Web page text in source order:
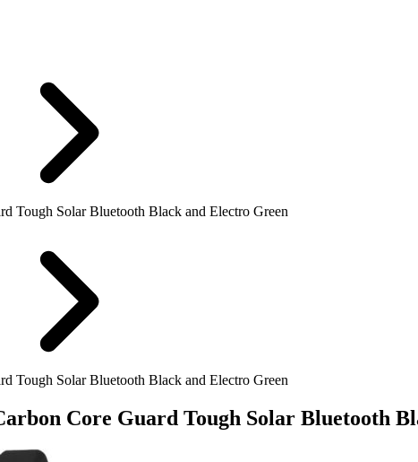
Tough Solar Bluetooth Black and Electro Green
Tough Solar Bluetooth Black and Electro Green
Core Guard Tough Solar Bluetooth